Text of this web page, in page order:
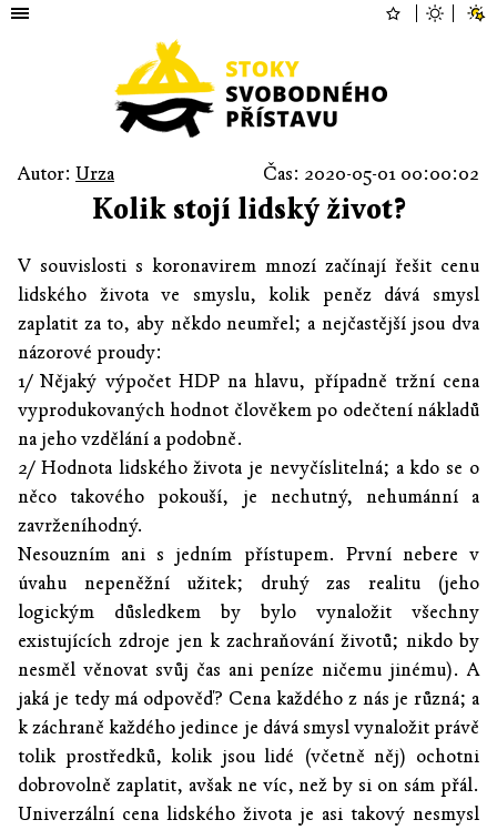
Autor: Urza Čas: 2020-05-01 00:00:02
Kolik stojí lidský život?
V souvislosti s koronavirem mnozí začínají řešit cenu
lidského života ve smyslu, kolik peněz dává smysl
zaplatit za to, aby někdo neumřel; a nejčastější jsou dva
názorové proudy:
1/ Nějaký výpočet HDP na hlavu, případně tržní cena
vyprodukovaných hodnot člověkem po odečtení nákladů
na jeho vzdělání a podobně.
2/ Hodnota lidského života je nevyčíslitelná; a kdo se o
něco takového pokouší, je nechutný, nehumánní a
zavrženíhodný.
Nesouzním ani s jedním přístupem. První nebere v
úvahu nepeněžní užitek; druhý zas realitu (jeho
logickým důsledkem by bylo vynaložit všechny
existujících zdroje jen k zachraňování životů; nikdo by
nesměl věnovat svůj čas ani peníze ničemu jinému). A
jaká je tedy má odpověď? Cena každého z nás je různá; a
k záchraně každého jedince je dává smysl vynaložit právě
tolik prostředků, kolik jsou lidé (včetně něj) ochotni
dobrovolně zaplatit, avšak ne víc, než by si on sám přál.
Univerzální cena lidského života je asi takový nesmysl